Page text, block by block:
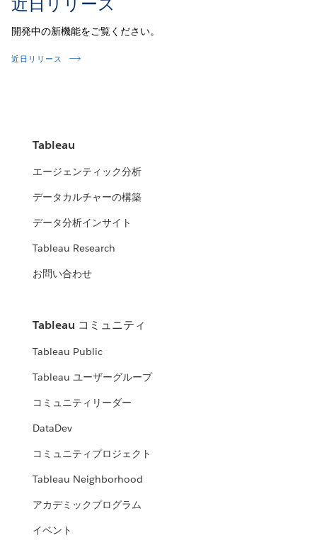
開発中の新機能をご覧ください。
近日リリース
Tableau
エージェンティック分析
データカルチャーの構築
データ分析インサイト
Tableau Research
お問い合わせ
Tableau コミュニティ
Tableau Public
Tableau ユーザーグループ
コミュニティリーダー
DataDev
コミュニティプロジェクト
Tableau Neighborhood
アカデミックプログラム
イベント